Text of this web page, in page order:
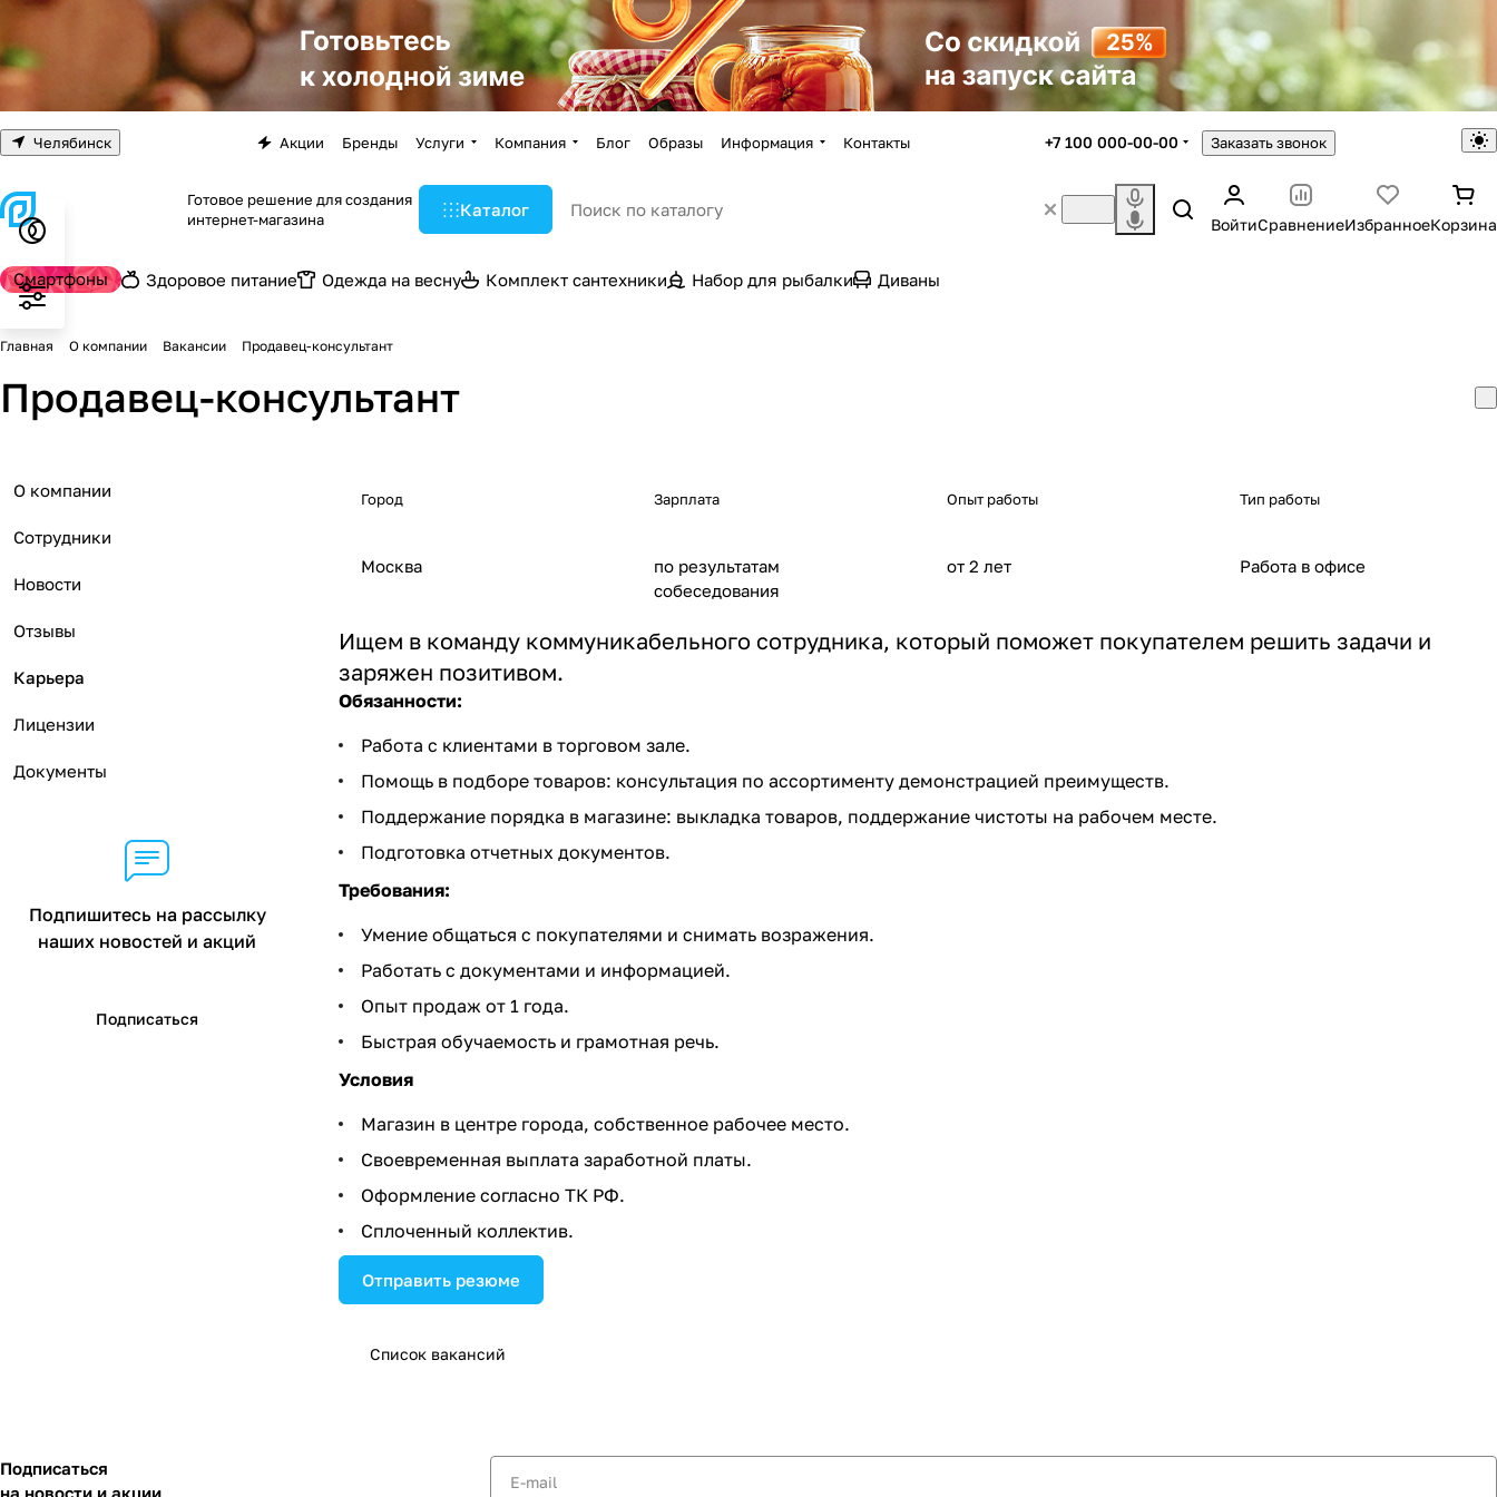
Челябинск Акции Бренды Услуги Компания Блог Образы Информация Контакты +7 100 000-00-00 Заказать звонок
Готовое решение для создания
интернет-магазина
Каталог
ВойтиСравнениеИзбранноеКорзина
Смартфоны Здоровое питание Одежда на весну Комплект сантехники Набор для рыбалки Диваны
Главная О компании Вакансии Продавец-консультант
Продавец-консультант
Город
Москва
Зарплата
по результатам
собеседования
Опыт работы
от 2 лет
Тип работы
Работа в офисе
Ищем в команду коммуникабельного сотрудника, который поможет покупателем решить задачи и
заряжен позитивом.
Обязанности:
Работа с клиентами в торговом зале.
Помощь в подборе товаров: консультация по ассортименту демонстрацией преимуществ.
Поддержание порядка в магазине: выкладка товаров, поддержание чистоты на рабочем месте.
Подготовка отчетных документов.
Требования:
Умение общаться с покупателями и снимать возражения.
Работать с документами и информацией.
Опыт продаж от 1 года.
Быстрая обучаемость и грамотная речь.
Условия
Магазин в центре города, собственное рабочее место.
Своевременная выплата заработной платы.
Оформление согласно ТК РФ.
Сплоченный коллектив.
Отправить резюме
Список вакансий
О компании
Сотрудники
Новости
Отзывы
Карьера
Лицензии
Документы
Подпишитесь на рассылку
наших новостей и акций
Подписаться
Подписаться
на новости и акции